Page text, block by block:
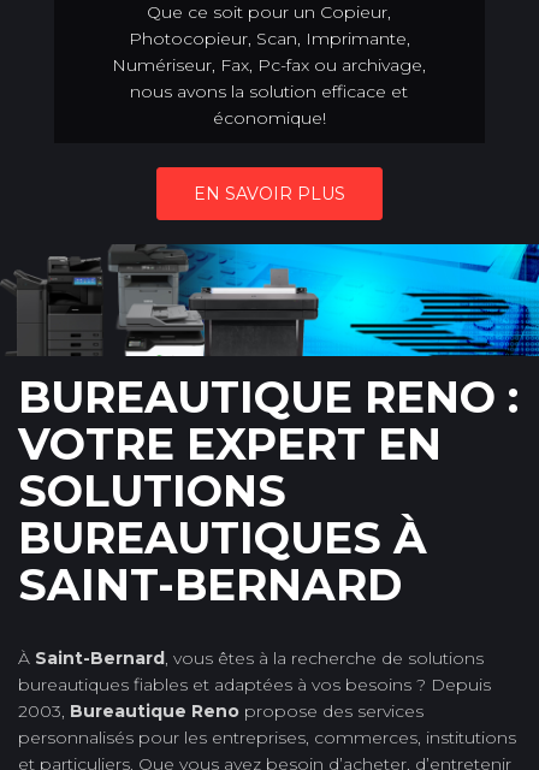
Que ce soit pour un Copieur,
Photocopieur, Scan, Imprimante,
Numériseur, Fax, Pc-fax ou archivage,
nous avons la solution efficace et
économique!
EN SAVOIR PLUS
BUREAUTIQUE RENO :
VOTRE EXPERT EN
SOLUTIONS
BUREAUTIQUES À
SAINT-BERNARD
À Saint-Bernard, vous êtes à la recherche de solutions
bureautiques fiables et adaptées à vos besoins ? Depuis
2003, Bureautique Reno propose des services
personnalisés pour les entreprises, commerces, institutions
et particuliers. Que vous ayez besoin d’acheter, d’entretenir